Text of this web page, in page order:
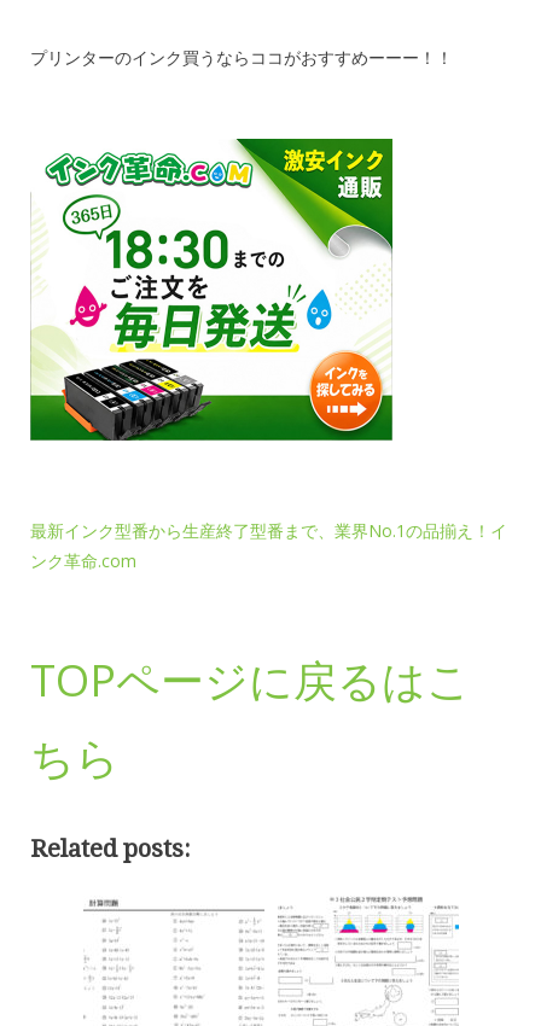
プリンターのインク買うならココがおすすめーーー！！
最新インク型番から生産終了型番まで、業界No.1の品揃え！イ
ンク革命.com
TOPページに戻るはこ
ちら
Related posts: